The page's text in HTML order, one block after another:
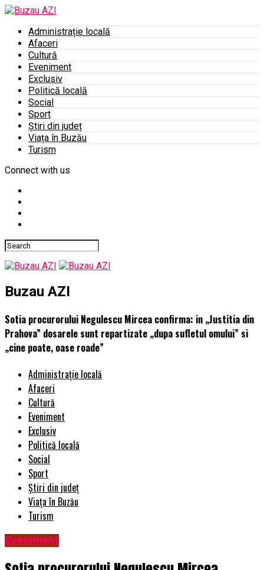
Administrație locală
Afaceri
Cultură
Eveniment
Exclusiv
Politică locală
Social
Sport
Știri din județ
Viața în Buzău
Turism
Connect with us
Buzau AZI
Sotia procurorului Negulescu Mircea confirma: in „Justitia din
Prahova” dosarele sunt repartizate „dupa sufletul omului” si
„cine poate, oase roade”
Administrație locală
Afaceri
Cultură
Eveniment
Exclusiv
Politică locală
Social
Sport
Știri din județ
Viața în Buzău
Turism
Eveniment